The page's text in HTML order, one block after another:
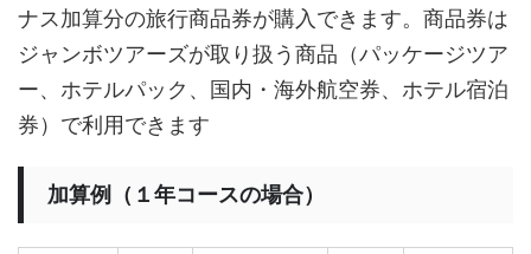
ナス加算分の旅行商品券が購入できます。商品券は
ジャンボツアーズが取り扱う商品（パッケージツア
ー、ホテルパック、国内・海外航空券、ホテル宿泊
券）で利用できます
加算例（１年コースの場合）